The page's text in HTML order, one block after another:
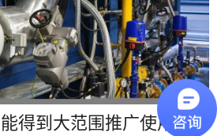
得到大范围推广使用